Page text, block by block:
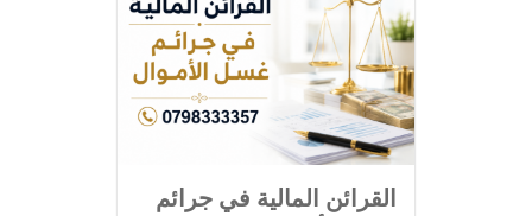
القرائن المالية في جرائم